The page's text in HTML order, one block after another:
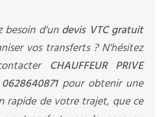
besoin d'un devis VTC gratuit
vos transferts ? N'hésitez
CHAUFFEUR PRIVE
0628640871pour obtenir une
rapide de votre trajet, que ce